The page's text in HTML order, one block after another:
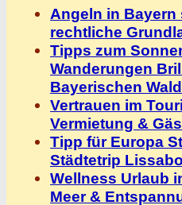
Angeln in Bayern
rechtliche
Tipps zum
Wanderungen
Bayerischen Wald
Vertrauen im
Vermietung &
Tipp für Europa
Städtetrip
Wellness Urlaub
Meer &